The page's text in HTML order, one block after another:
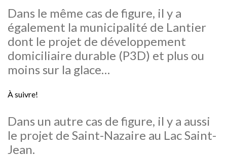
Dans le même cas de figure, il y a
également la municipalité de Lantier
dont le projet de développement
domiciliaire durable (P3D) et plus ou
moins sur la glace…
À suivre!
Dans un autre cas de figure, il y a aussi
le projet de Saint-Nazaire au Lac Saint-
Jean.